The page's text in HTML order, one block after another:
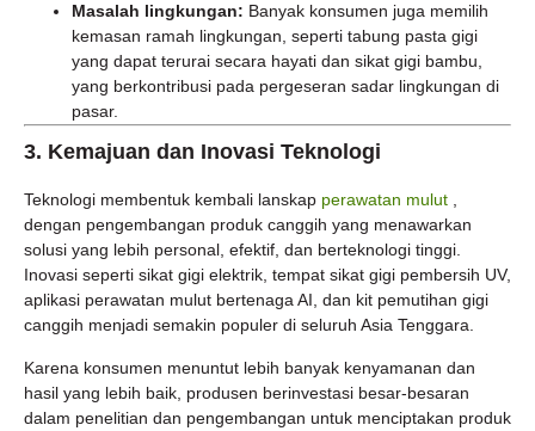
Masalah lingkungan: Banyak konsumen juga memilih
kemasan ramah lingkungan, seperti tabung pasta gigi
yang dapat terurai secara hayati dan sikat gigi bambu,
yang berkontribusi pada pergeseran sadar lingkungan di
pasar.
3. Kemajuan dan Inovasi Teknologi
Teknologi membentuk kembali lanskap perawatan mulut ,
dengan pengembangan produk canggih yang menawarkan
solusi yang lebih personal, efektif, dan berteknologi tinggi.
Inovasi seperti sikat gigi elektrik, tempat sikat gigi pembersih UV,
aplikasi perawatan mulut bertenaga AI, dan kit pemutihan gigi
canggih menjadi semakin populer di seluruh Asia Tenggara.
Karena konsumen menuntut lebih banyak kenyamanan dan
hasil yang lebih baik, produsen berinvestasi besar-besaran
dalam penelitian dan pengembangan untuk menciptakan produk